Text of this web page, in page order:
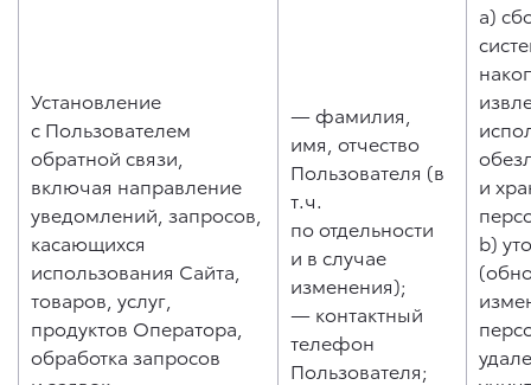
Установление
с Пользователем
обратной связи,
включая направление
уведомлений, запросов,
касающихся
использования Сайта,
товаров, услуг,
продуктов Оператора,
обработка запросов
— фамилия,
имя, отчество
Пользователя (в
т.ч.
по отдельности
и в случае
изменения);
— контактный
телефон
Пользователя;
a)
и
b)